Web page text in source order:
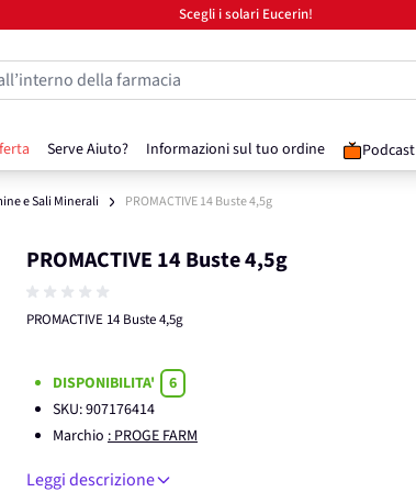
Scegli i solari Eucerin!
Serve Aiuto? Informazioni sul tuo ordine Podcast
della farmacia
e Sali Minerali PROMACTIVE 14 Buste 4,5g
PROMACTIVE 14 Buste 4,5g
PROMACTIVE 14 Buste 4,5g
DISPONIBILITA'
6
SKU:907176414
Marchio : PROGE FARM
Leggi descrizione